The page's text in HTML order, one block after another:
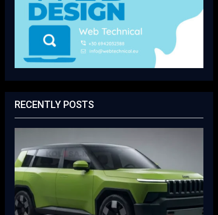
RECENTLY POSTS